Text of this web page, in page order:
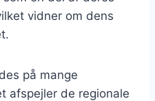
vidner om dens
på mange
afspejler de regionale